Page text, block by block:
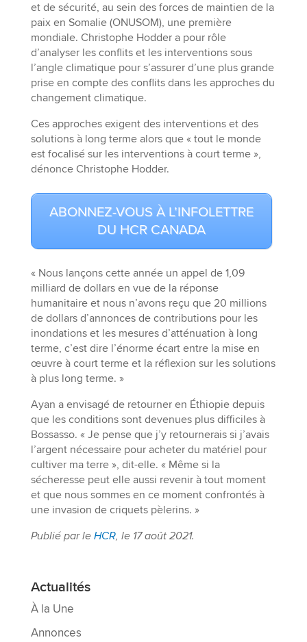
et de sécurité, au sein des forces de maintien de la
paix en Somalie (ONUSOM), une première
mondiale. Christophe Hodder a pour rôle
d’analyser les conflits et les interventions sous
l’angle climatique pour s’assurer d’une plus grande
prise en compte des conflits dans les approches du
changement climatique.
Ces approches exigent des interventions et des
solutions à long terme alors que « tout le monde
est focalisé sur les interventions à court terme »,
dénonce Christophe Hodder.
ABONNEZ-VOUS À L’INFOLETTRE
DU HCR CANADA
« Nous lançons cette année un appel de 1,09
milliard de dollars en vue de la réponse
humanitaire et nous n’avons reçu que 20 millions
de dollars d’annonces de contributions pour les
inondations et les mesures d’atténuation à long
terme, c’est dire l’énorme écart entre la mise en
œuvre à court terme et la réflexion sur les solutions
à plus long terme. »
Ayan a envisagé de retourner en Éthiopie depuis
que les conditions sont devenues plus difficiles à
Bossasso. « Je pense que j’y retournerais si j’avais
l’argent nécessaire pour acheter du matériel pour
cultiver ma terre », dit-elle. « Même si la
sécheresse peut elle aussi revenir à tout moment
et que nous sommes en ce moment confrontés à
une invasion de criquets pèlerins. »
Publié par le HCR, le 17 août 2021.
Actualités
À la Une
Annonces